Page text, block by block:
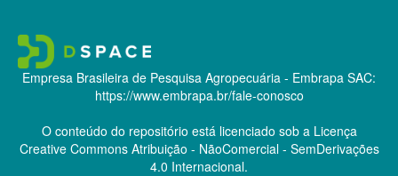
Empresa Brasileira de Pesquisa Agropecuária - Embrapa SAC:
https://www.embrapa.br/fale-conosco
O conteúdo do repositório está licenciado sob a Licença
Creative CommonsAtribuição - NãoComercial - SemDerivações
4.0 Internacional.